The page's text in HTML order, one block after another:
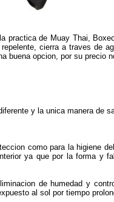
practica de Muay Thai,
cierra a traves de
buena opcion, por su precio
y la unica manera de
como para la higiene
ya que por la forma y
de humedad y
al sol por tiempo